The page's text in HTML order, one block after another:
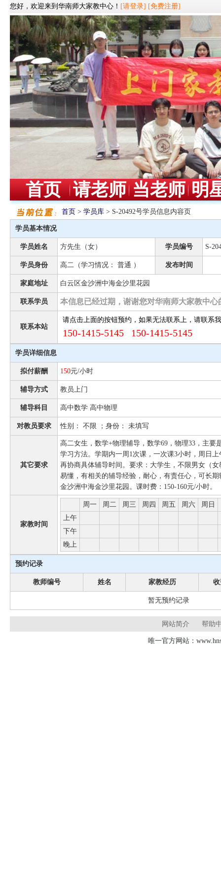
您好，欢迎来到华南师大家教中心！ [请登录] [免费注册]
首页 请老师 当老师 明
首页 > 学员库 > S-20492号学员信息内容页
学员基本情况
学员姓名 方先生（女） 学员编号 S-
学员身份 高二（学习情况： 普通 ） 发布时间
家庭地址 白云区金沙洲中海金沙里花园
联系学员 本信息已经过期，谢谢您对华南师大家教中心
联系本站
请点击上面的按钮预约，如果无法联系上，请联系
150-1415-5145 150-1415-5145
学员详细信息
拟付薪酬 150元/小时
辅导方式 教员上门
辅导科目 高中数学 高中物理
对教员要求 性别： 不限 ；身份： 未填写
其它要求
高二女生，数学+物理辅导，数学69，物理33，主要
学习方法。学期内一周1次课，一次课3小时，周日
再协商具体辅导时间。要求：大学生，不限男女（
易懂，有相关的辅导经验，耐心，有责任心，可长
金沙洲中海金沙里花园。课时费：150-160元/小时。
家教时间
周一 周二 周三 周四 周五 周六 周日
上午
下午
晚上
预约记录
教师编号 姓名 家教经历
暂无预约记录
网站简介 帮助
唯一官方网站：